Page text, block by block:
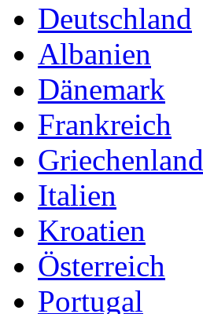
Deutschland
Albanien
Dänemark
Frankreich
Griechenland
Italien
Kroatien
Österreich
Portugal